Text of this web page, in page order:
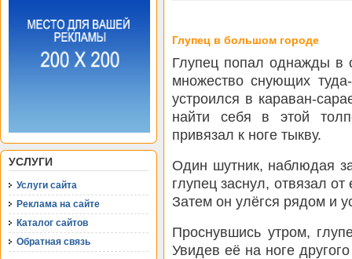
УСЛУГИ
Услуги сайта
Реклама на сайте
Каталог сайтов
Обратная связь
Глупец в большом городе
Глупец попал однажды в
множество снующих
устроился в караван-
найти себя в этой
привязал к ноге тыкву.
Один шутник, наблюдая
глупец заснул, отвязал
Затем он улёгся рядом и
Проснувшись утром,
Увидев её на ноге